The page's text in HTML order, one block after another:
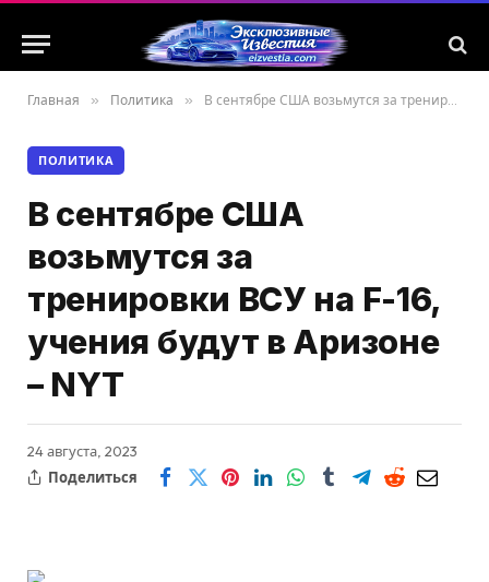
Главная » Политика » В сентябре США возьмутся за тренировки ВСУ на F-16, учения будут в Аризоне – NYT
ПОЛИТИКА
В сентябре США
возьмутся за
тренировки ВСУ на F-16,
учения будут в Аризоне
– NYT
24 августа, 2023
Поделиться